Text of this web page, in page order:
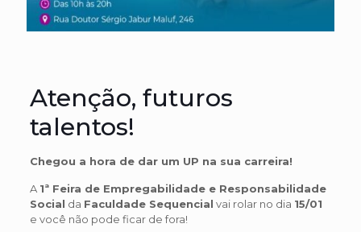
Atenção, futuros
talentos!
Chegou a hora de dar um UP na sua carreira!
A 1ª Feira de Empregabilidade e Responsabilidade
Social da Faculdade Sequencial vai rolar no dia 15/01
e você não pode ficar de fora!